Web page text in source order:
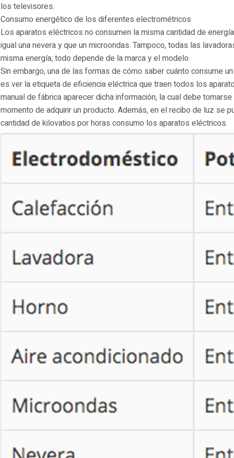
los televisores.
Consumo energético de los diferentes electrométricos
Los aparatos eléctricos no consumen la misma cantidad de
igual una nevera y que un microondas. Tampoco, todas las
misma energía; todo depende de la marca y el modelo.
Sin embargo, una de las formas de cómo saber cuánto consume
es ver la etiqueta de eficiencia eléctrica que traen todos los
manual de fábrica aparecer dicha información, la cual debe
momento de adquirir un producto. Además, en el recibo de luz se
cantidad de kilovatios por horas consumo los aparatos eléctricos.